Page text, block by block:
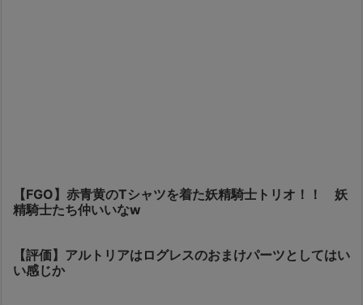
【FGO】赤青黄のTシャツを着た妖精騎士トリオ！！ 妖
精騎士たち仲いいなw
【評価】アルトリアはログレスのおまけパーツとしてはい
い感じか